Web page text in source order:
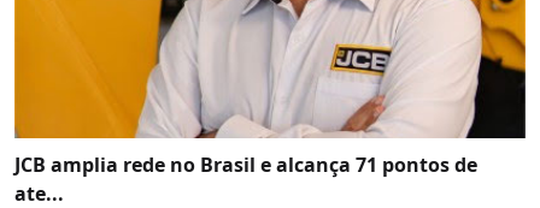
JCB amplia rede no Brasil e alcança 71 pontos de
ate...